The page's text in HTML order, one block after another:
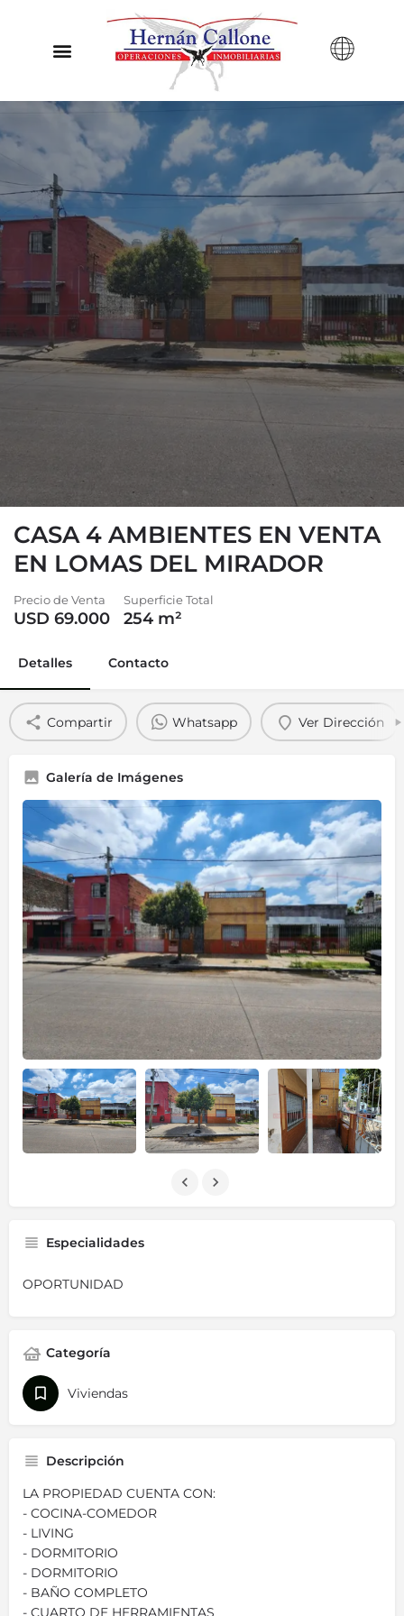
CASA 4 AMBIENTES EN VENTA
EN LOMAS DEL MIRADOR
Precio de Venta
USD 69.000
Superficie Total
254 m²
Detalles Contacto
Compartir Whatsapp Ver Dirección
Galería de Imágenes
Especialidades
OPORTUNIDAD
Categoría
Viviendas
Descripción
LA PROPIEDAD CUENTA CON:
- COCINA-COMEDOR
- LIVING
- DORMITORIO
- DORMITORIO
- BAÑO COMPLETO